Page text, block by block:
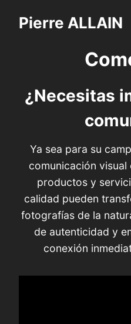
Pierre ALLAIN
¿Necesitas
Ya sea para su
comunicación
productos y
calidad pueden
fotografías de la
de autenticidad y
conexión